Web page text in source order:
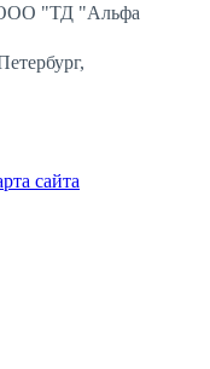
ООО "ТД "Альфа
сайта